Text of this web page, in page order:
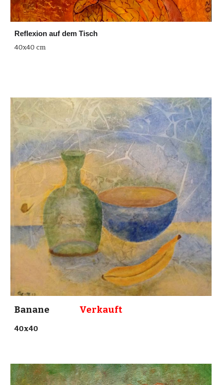
Reflexion auf dem Tisch
40x40 cm
Banane Verkauft
40x40